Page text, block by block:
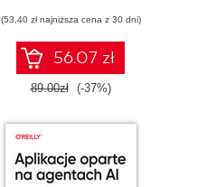
(53,40 zł najniższa cena z 30 dni)
56.07 zł
89.00zł (-37%)